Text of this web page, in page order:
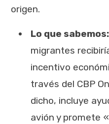
origen.
Lo que sabemos:
migrantes
incentivo
través del CBP
dicho, incluye
avión y promete